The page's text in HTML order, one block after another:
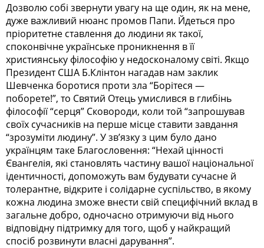
Дозволю собі звернути увагу на ще один, як на мене,
дуже важливий нюанс промов Папи. Йдеться про
пріоритетне ставлення до людини як такої,
споконвічне українське проникнення в її
християнську філософію у недосконалому світі. Якщо
Президент США Б.Клінтон нагадав нам заклик
Шевченка боротися проти зла “Борітеся —
поборете!”, то Святий Отець умислився в глибінь
філософії “серця” Сковороди, коли той “запрошував
своїх сучасників на перше місце ставити завдання
“зрозуміти людину”. У зв’язку з цим було дано
українцям таке Благословення: “Нехай цінності
Євангелія, які становлять частину вашої національної
ідентичності, допоможуть вам будувати сучасне й
толерантне, відкрите і солідарне суспільство, в якому
кожна людина зможе внести свій специфічний вклад в
загальне добро, одночасно отримуючи від нього
відповідну підтримку для того, щоб у найкращий
спосіб розвинути власні дарування”.